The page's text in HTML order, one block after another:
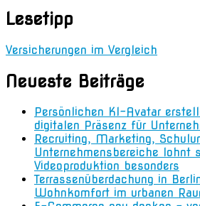
Lesetipp
Versicherungen im Vergleich
Neueste Beiträge
Persönlichen KI-Avatar
digitalen Präsenz für
Recruiting, Marketing,
Unternehmensbereiche lohnt
Videoproduktion besonders
Terrassenüberdachung in
Wohnkomfort im urbanen